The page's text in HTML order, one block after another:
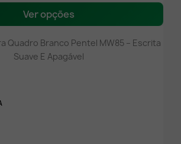
Ver opções
Quadro Branco Pentel MW85 – Escrita
Suave E Apagável